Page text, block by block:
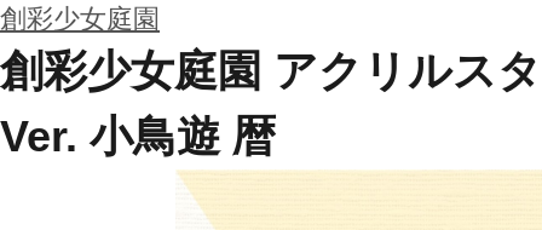
創彩少女庭園
創彩少女庭園 アクリルス
Ver. 小鳥遊 暦